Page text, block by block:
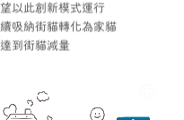
以此創新模式運行
吸納街貓轉化為家貓
到街貓減量